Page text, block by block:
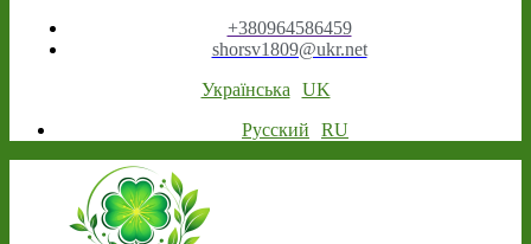
+380964586459
shorsv1809@ukr.net
Українська
UK
Русский
RU